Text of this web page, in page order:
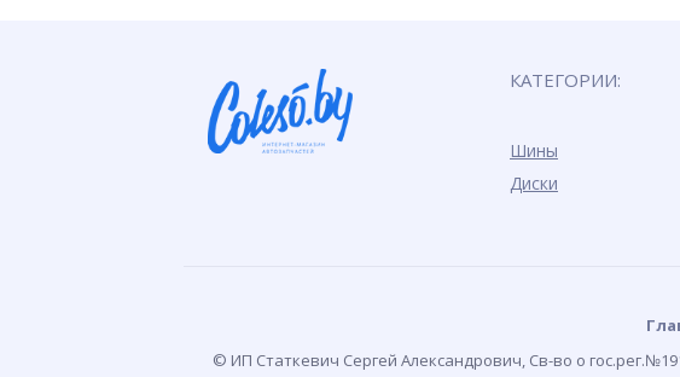
КАТЕГОРИИ:
Шины
Диски
© ИП Статкевич Сергей Александрович, Св-во о